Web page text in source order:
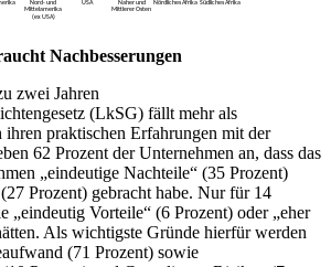
Nachbesserungen
zwei Jahren
(LkSG) fällt mehr als
ihren praktischen Erfahrungen mit der
62 Prozent der Unternehmen an, dass das
„eindeutige Nachteile“ (35 Prozent)
Prozent) gebracht habe. Nur für 14
„eindeutig Vorteile“ (6 Prozent) oder „eher
Als wichtigste Gründe hierfür werden
(71 Prozent) sowie